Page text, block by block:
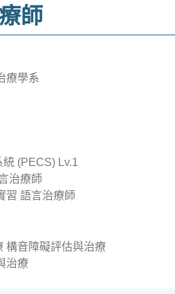
師
療學系
(PECS) Lv.1
治療師
習 語言治療師
構音障礙評估與治療
治療